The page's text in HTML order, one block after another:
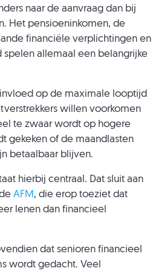
naar de aanvraag dan bij
Het pensioeninkomen, de
financiële verplichtingen en
allemaal een belangrijke
op de maximale looptijd
willen voorkomen
te zwaar wordt op hogere
gekeken of de maandlasten
betaalbaar blijven.
hierbij centraal. Dat sluit aan
AFM , die erop toeziet dat
lenen dan financieel
dat senioren financieel
wordt gedacht. Veel